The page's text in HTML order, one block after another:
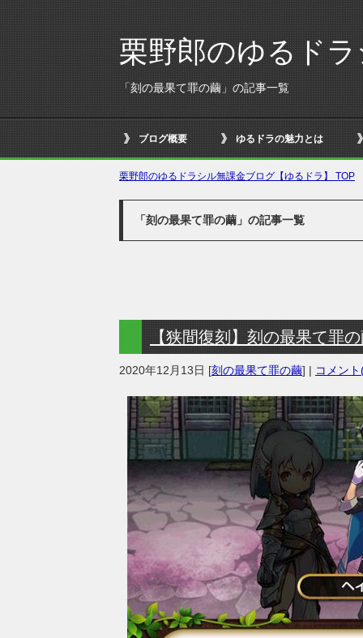
栗野郎のゆるド
「刻の最果て罪の繭」の記事一覧
ブログ概要 ゆるドラの魅力とは
栗野郎のゆるドラシル無課金ブログ【ゆるドラ】 TOP
「刻の最果て罪の繭」の記事一覧
【狭間復刻】刻の最果て罪
2020年12月13日 [刻の最果て罪の繭] | コメン